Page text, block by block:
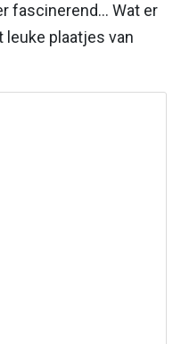
fascinerend... Wat er
leuke plaatjes van